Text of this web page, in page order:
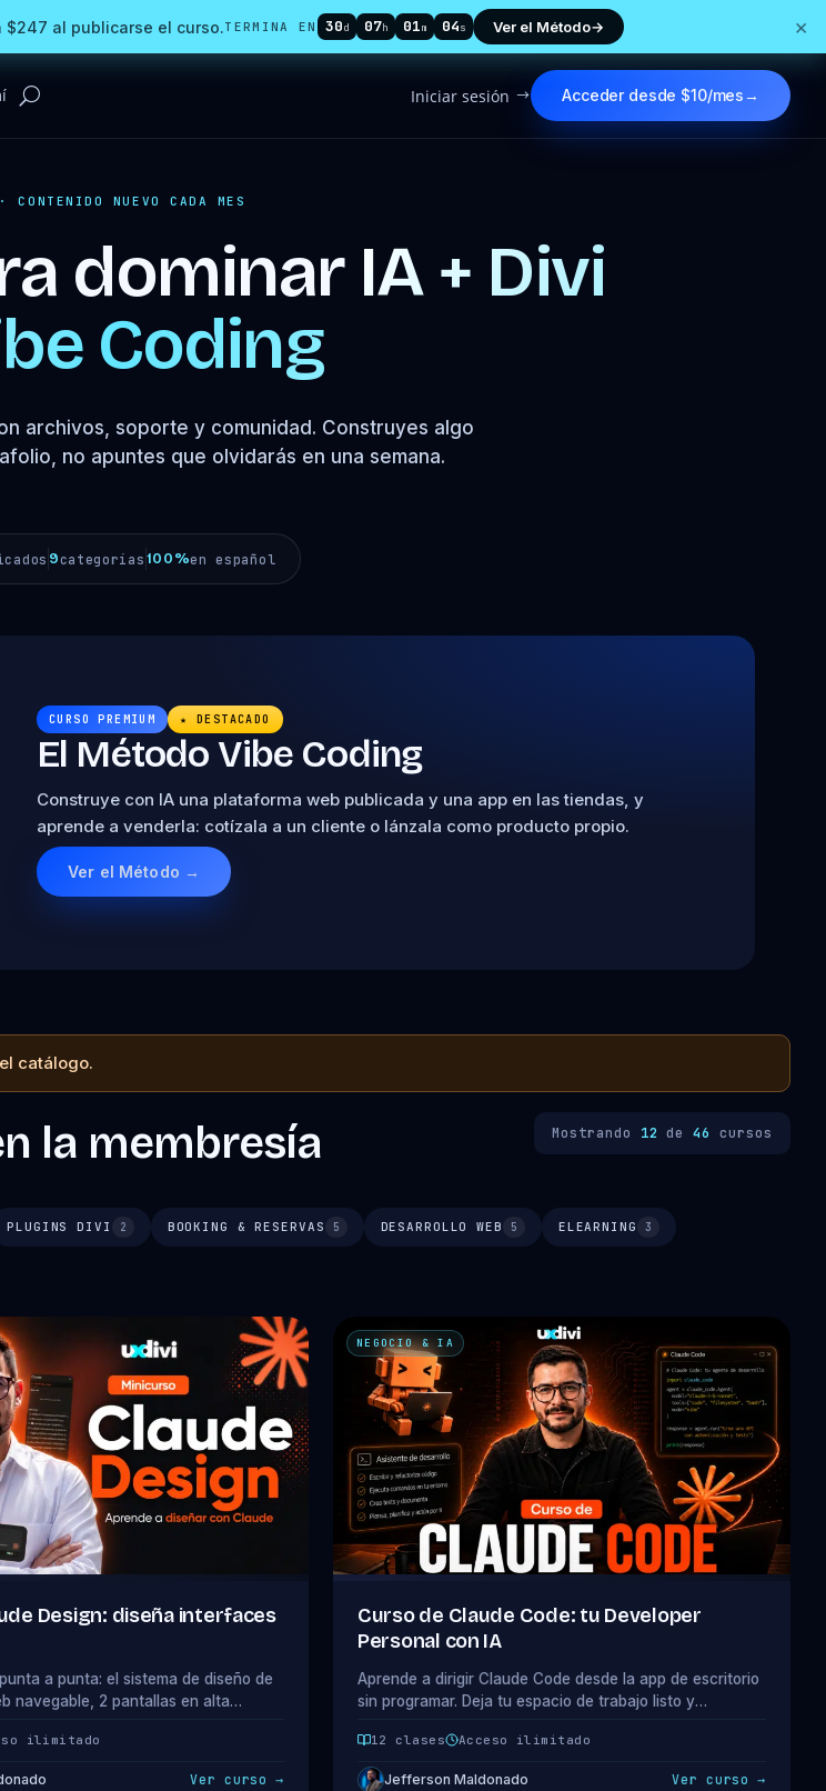
$247 al publicarse el curso.TERMINA EN 30d 07h 01m 02s Ver el Método→ ×
$
Iniciar sesión Acceder desde $10/mes→
CONTENIDO NUEVO CADA MES
dominar IA + Divi
Coding
archivos, soporte y comunidad. Construyes algo
no apuntes que olvidarás en una semana.
9categorías 100%en español
CURSO PREMIUM ★ DESTACADO
El Método Vibe Coding
Construye con IA una plataforma web publicada y una app en las tiendas, y
aprende a venderla: cotízala a un cliente o lánzala como producto propio.
Ver el Método →
catálogo.
la membresía Mostrando 12 de46 cursos
PLUGINS DIVI 2 BOOKING & RESERVAS 5 DESARROLLO WEB 5 ELEARNING 3
Design: diseña interfaces
a punta: el sistema de diseño de
navegable, 2 pantallas en alta
Design.
ilimitado
Ver curso →
NEGOCIO & IA
Curso de Claude Code: tu Developer
Personal con IA
Aprende a dirigir Claude Code desde la app de escritorio
sin programar. Deja tu espacio de trabajo listo y
dashboard y una landing. 10 clases + 1 bonus.
12 clases Acceso ilimitado
Jefferson Maldonado Ver curso →